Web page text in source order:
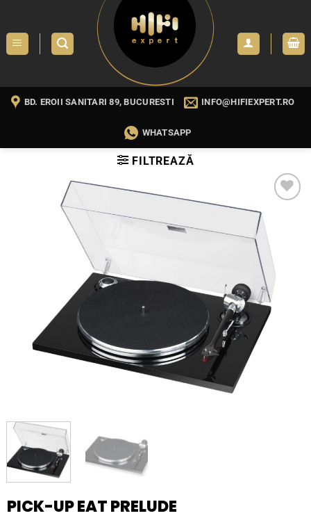
content
BD. EROII SANITARI 89, BUCURESTI INFO@HIFIEXPERT.RO
WHATSAPP
FILTREAZĂ
WISHLIST
PICK-UP EAT PRELUDE